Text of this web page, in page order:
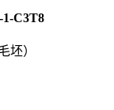
1-C3T8
坯）